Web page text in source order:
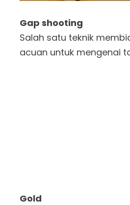
Gap shooting
Salah satu teknik
acuan untuk mengenai
Gold